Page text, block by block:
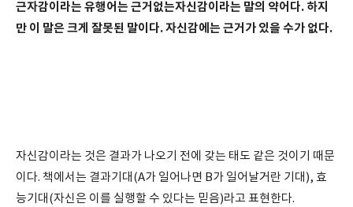
근자감이라는 유행어는 근거없는자신감이라는 말의 약어다. 하지
만 이 말은 크게 잘못된 말이다. 자신감에는 근거가 있을 수가 없다.
자신감이라는 것은 결과가 나오기 전에 갖는 태도 같은 것이기 때문
이다. 책에서는 결과기대(A가 일어나면 B가 일어날거란 기대), 효
능기대(자신은 이를 실행할 수 있다는 믿음)라고 표현한다.